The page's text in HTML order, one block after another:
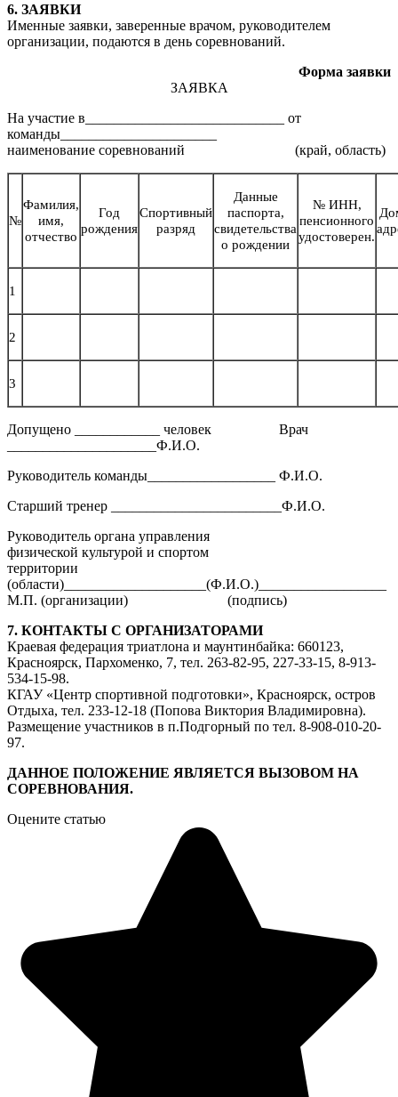
6. ЗАЯВКИ
Именные заявки, заверенные врачом, руководителем
организации, подаются в день соревнований.
Форма заявки
ЗАЯВКА
На участие в____________________________ от
команды______________________
наименование соревнований (край, область)
№
Фамилия,
имя,
отчество
Год
рождения
Спортивный
разряд
Данные
паспорта,
свидетельства
о рождении
№ ИНН,
пенсионного
удостоверен.
1
2
3
Допущено ____________ человек Врач
_____________________Ф.И.О.
Руководитель команды__________________ Ф.И.О.
Старший тренер ________________________Ф.И.О.
Руководитель органа управления
физической культурой и спортом
территории
(области)____________________(Ф.И.О.)__________________
М.П. (организации) (подпись)
7. КОНТАКТЫ С ОРГАНИЗАТОРАМИ
Краевая федерация триатлона и маунтинбайка: 660123,
Красноярск, Пархоменко, 7, тел. 263-82-95, 227-33-15, 8-913-
534-15-98.
КГАУ «Центр спортивной подготовки», Красноярск, остров
Отдыха, тел. 233-12-18 (Попова Виктория Владимировна).
Размещение участников в п.Подгорный по тел. 8-908-010-20-
97.
ДАННОЕ ПОЛОЖЕНИЕ ЯВЛЯЕТСЯ ВЫЗОВОМ НА
СОРЕВНОВАНИЯ.
Оцените статью